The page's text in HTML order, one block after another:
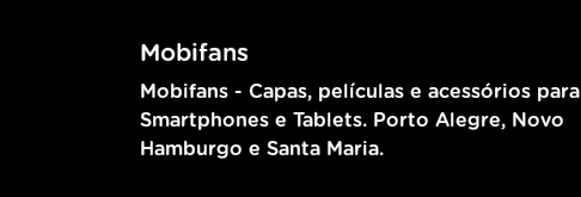
Mobifans
Mobifans - Capas, películas e acessórios para
Smartphones e Tablets. Porto Alegre, Novo
Hamburgo e Santa Maria.